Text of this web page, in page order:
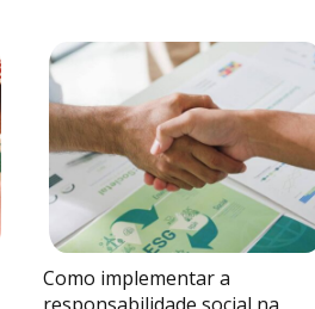
Como implementar a